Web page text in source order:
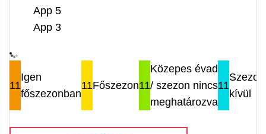
App 5
App 3
11
Igen
főszezonban
11Főszezon11
Közepes évad
/ szezon nincs
meghatározva
11
kívül